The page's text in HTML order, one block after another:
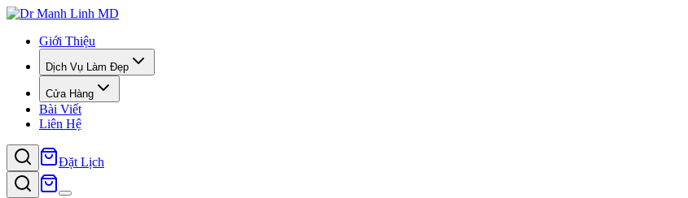
Giới Thiệu
Dịch Vụ Làm Đẹp
Cửa Hàng
Bài Viết
Liên Hệ
Đặt Lịch